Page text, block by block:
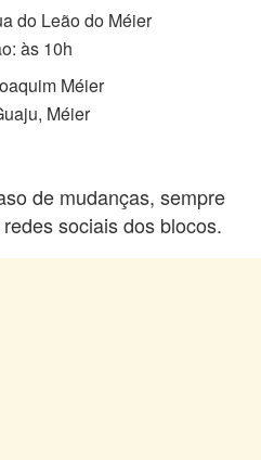
do Leão do Méier
às 10h
Méier
Méier
de mudanças, sempre
sociais dos blocos.